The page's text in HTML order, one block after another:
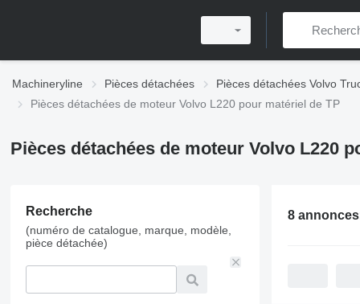
Machineryline Pièces détachées Pièces détachées Volvo
Pièces détachées de moteur Volvo L220 pour matériel de TP
Pièces détachées de moteur Volvo L220
Recherche
(numéro de catalogue, marque, modèle,
pièce détachée)
8